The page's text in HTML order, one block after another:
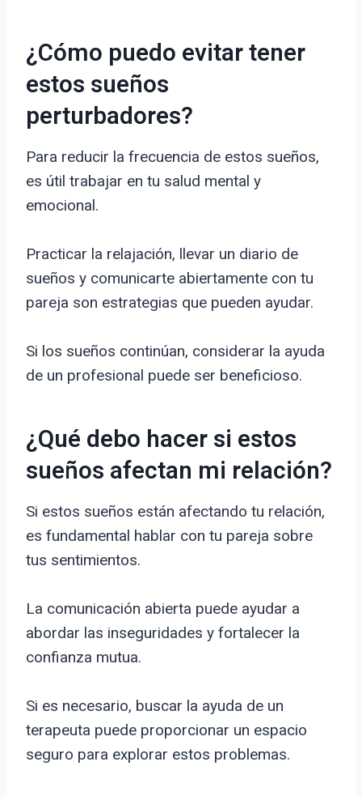
¿Cómo puedo evitar tener
estos sueños
perturbadores?
Para reducir la frecuencia de estos sueños,
es útil trabajar en tu salud mental y
emocional.
Practicar la relajación, llevar un diario de
sueños y comunicarte abiertamente con tu
pareja son estrategias que pueden ayudar.
Si los sueños continúan, considerar la ayuda
de un profesional puede ser beneficioso.
¿Qué debo hacer si estos
sueños afectan mi relación?
Si estos sueños están afectando tu relación,
es fundamental hablar con tu pareja sobre
tus sentimientos.
La comunicación abierta puede ayudar a
abordar las inseguridades y fortalecer la
confianza mutua.
Si es necesario, buscar la ayuda de un
terapeuta puede proporcionar un espacio
seguro para explorar estos problemas.